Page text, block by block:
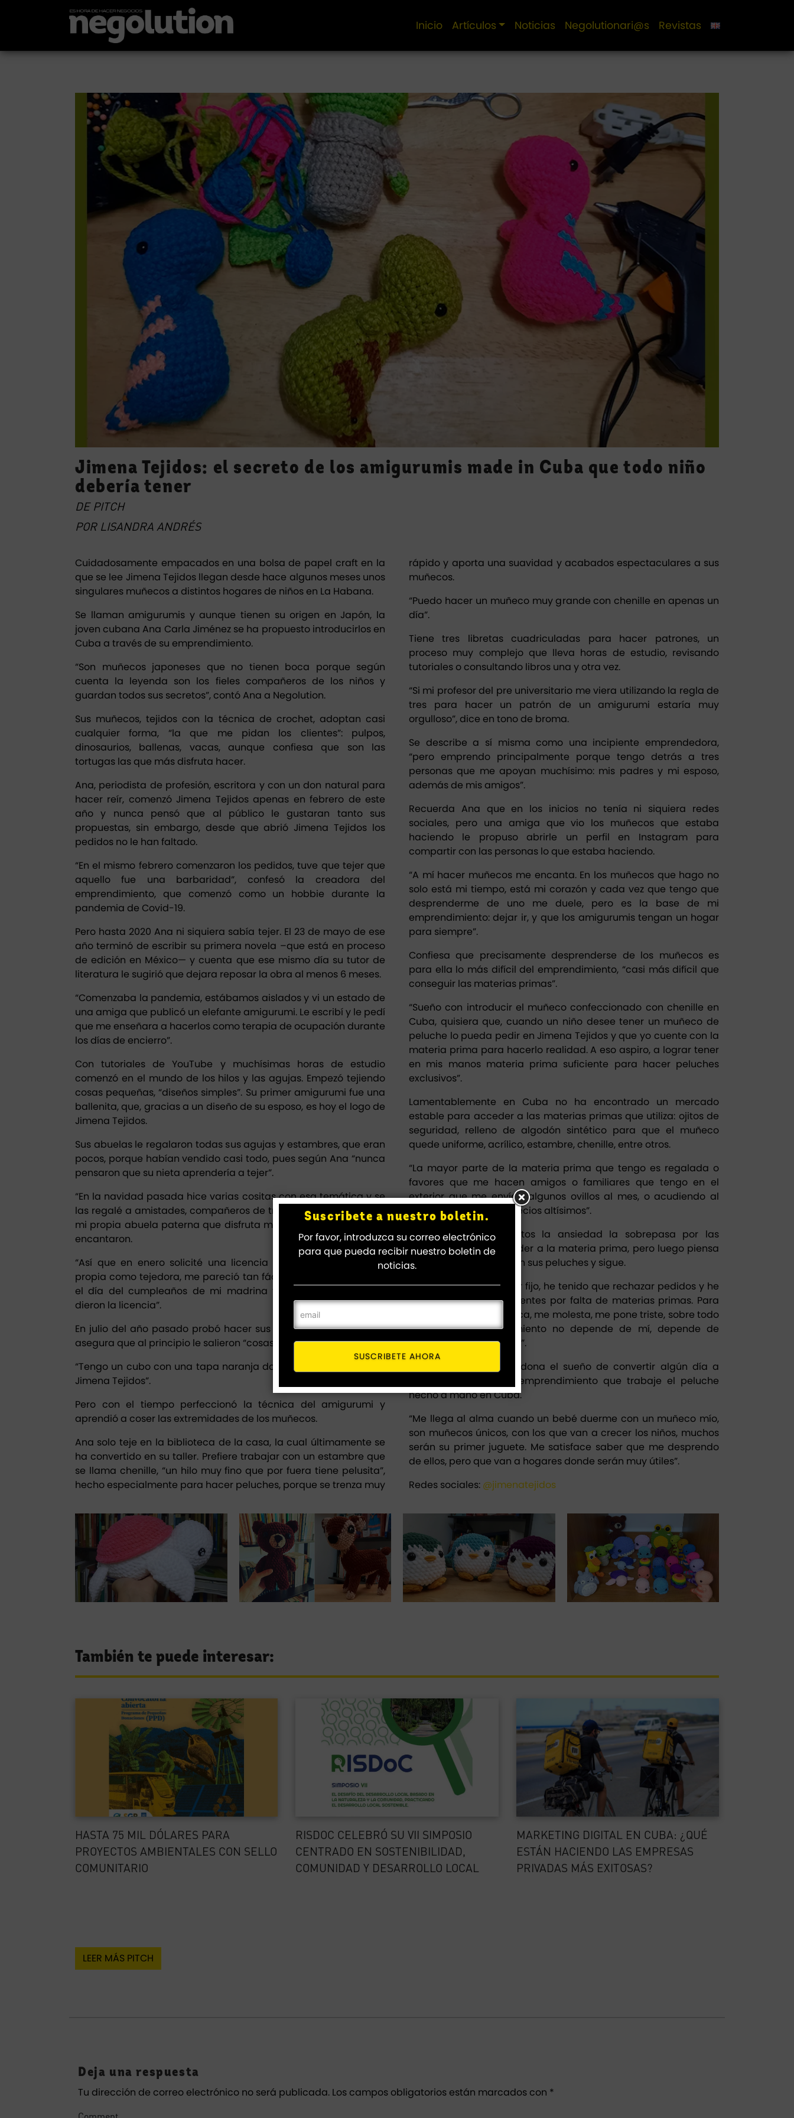
Inicio Artículos Noticias Negolutionari@s Revistas
Jimena Tejidos: el secreto de los amigurumis made in Cuba que todo niño
debería tener
DE PITCH
POR LISANDRA ANDRÉS
Cuidadosamente empacados en una bolsa de papel craft en la
que se lee Jimena Tejidos llegan desde hace algunos meses unos
singulares muñecos a distintos hogares de niños en La Habana.
Se llaman amigurumis y aunque tienen su origen en Japón, la
joven cubana Ana Carla Jiménez se ha propuesto introducirlos en
Cuba a través de su emprendimiento.
“Son muñecos japoneses que no tienen boca porque según
cuenta la leyenda son los fieles compañeros de los niños y
guardan todos sus secretos”, contó Ana a Negolution.
Sus muñecos, tejidos con la técnica de crochet, adoptan casi
cualquier forma, “la que me pidan los clientes”: pulpos,
dinosaurios, ballenas, vacas, aunque confiesa que son las
tortugas las que más disfruta hacer.
Ana, periodista de profesión, escritora y con un don natural para
hacer reír, comenzó Jimena Tejidos apenas en febrero de este
año y nunca pensó que al público le gustaran tanto sus
propuestas, sin embargo, desde que abrió Jimena Tejidos los
pedidos no le han faltado.
“En el mismo febrero comenzaron los pedidos, tuve que tejer que
aquello fue una barbaridad”, confesó la creadora del
emprendimiento, que comenzó como un hobbie durante la
pandemia de Covid-19.
Pero hasta 2020 Ana ni siquiera sabía tejer. El 23 de mayo de ese
año terminó de escribir su primera novela –que está en proceso
de edición en México— y cuenta que ese mismo día su tutor de
literatura le sugirió que dejara reposar la obra al menos 6 meses.
“Comenzaba la pandemia, estábamos aislados y vi un estado de
una amiga que publicó un elefante amigurumi. Le escribí y le pedí
que me enseñara a hacerlos como terapia de ocupación durante
los días de encierro”.
Con tutoriales de YouTube y muchísimas horas de estudio
comenzó en el mundo de los hilos y las agujas. Empezó tejiendo
cosas pequeñas, “diseños simples”. Su primer amigurumi fue una
ballenita, que, gracias a un diseño de su esposo, es hoy el logo de
Jimena Tejidos.
Sus abuelas le regalaron todas sus agujas y estambres, que eran
pocos, porque habían vendido casi todo, pues según Ana “nunca
pensaron que su nieta aprendería a tejer”.
“En la navidad pasada hice varias cositas con esa temática y se
las regalé a amistades, compañeros de trabajo de mi pareja y a
mi propia abuela paterna que disfruta mucho estas fiestas, y les
encantaron.
“Así que en enero solicité una licencia de trabajo por cuenta
propia como tejedora, me pareció tan fácil, y justamente al mes,
el día del cumpleaños de mi madrina tejedora mexicana me
dieron la licencia”.
En julio del año pasado probó hacer sus primeros amigurumis y
asegura que al principio le salieron “cosas horribles”.
“Tengo un cubo con una tapa naranja donde guardo los
Jimena Tejidos”.
Pero con el tiempo perfeccionó la técnica del amigurumi y
aprendió a coser las extremidades de los muñecos.
Ana solo teje en la biblioteca de la casa, la cual últimamente se
ha convertido en su taller. Prefiere trabajar con un estambre que
se llama chenille, “un hilo muy fino que por fuera tiene pelusita”,
hecho especialmente para hacer peluches, porque se trenza muy
rápido y aporta una suavidad y acabados espectaculares a sus
muñecos.
“Puedo hacer un muñeco muy grande con chenille en apenas un
día”.
Tiene tres libretas cuadriculadas para hacer patrones, un
proceso muy complejo que lleva horas de estudio, revisando
tutoriales o consultando libros una y otra vez.
“Si mi profesor del pre universitario me viera utilizando la regla de
tres para hacer un patrón de un amigurumi estaría muy
orgulloso”, dice en tono de broma.
Se describe a sí misma como una incipiente emprendedora,
“pero emprendo principalmente porque tengo detrás a tres
personas que me apoyan muchísimo: mis padres y mi esposo,
además de mis amigos”.
Recuerda Ana que en los inicios no tenía ni siquiera redes
sociales, pero una amiga que vio los muñecos que estaba
haciendo le propuso abrirle un perfil en Instagram para
compartir con las personas lo que estaba haciendo.
“A mí hacer muñecos me encanta. En los muñecos que hago no
solo está mi tiempo, está mi corazón y cada vez que tengo que
desprenderme de uno me duele, pero es la base de mi
emprendimiento: dejar ir, y que los amigurumis tengan un hogar
para siempre”.
Confiesa que precisamente desprenderse de los muñecos es
para ella lo más difícil del emprendimiento, “casi más difícil que
conseguir las materias primas”.
“Sueño con introducir el muñeco confeccionado con chenille en
Cuba, quisiera que, cuando un niño desee tener un muñeco de
peluche lo pueda pedir en Jimena Tejidos y que yo cuente con la
materia prima para hacerlo realidad. A eso aspiro, a lograr tener
en mis manos materia prima suficiente para hacer peluches
exclusivos”.
Lamentablemente en Cuba no ha encontrado un mercado
estable para acceder a las materias primas que utiliza: ojitos de
seguridad, relleno de algodón sintético para que el muñeco
quede uniforme, acrílico, estambre, chenille, entre otros.
“La mayor parte de la materia prima que tengo es regalada o
favores que me hacen amigos o familiares que tengo en el
exterior que me envían algunos ovillos al mes, o acudiendo al
mercado informal, a precios altísimos”.
Dice que por momentos la ansiedad la sobrepasa por las
dificultades para acceder a la materia prima, pero luego piensa
en los niños que esperan sus peluches y sigue.
“No tengo un proveedor fijo, he tenido que rechazar pedidos y he
perdido potenciales clientes por falta de materias primas. Para
mí es doloroso, me choca, me molesta, me pone triste, sobre todo
porque mi emprendimiento no depende de mí, depende de
poder tener los insumos”.
Sin embargo, no abandona el sueño de convertir algún día a
Jimena Tejidos en el emprendimiento que trabaje el peluche
hecho a mano en Cuba.
“Me llega al alma cuando un bebé duerme con un muñeco mío,
son muñecos únicos, con los que van a crecer los niños, muchos
serán su primer juguete. Me satisface saber que me desprendo
de ellos, pero que van a hogares donde serán muy útiles”.
Redes sociales: @jimenatejidos
También te puede interesar:
HASTA 75 MIL DÓLARES PARA
PROYECTOS AMBIENTALES CON SELLO
COMUNITARIO
RISDOC CELEBRÓ SU VII SIMPOSIO
CENTRADO EN SOSTENIBILIDAD,
COMUNIDAD Y DESARROLLO LOCAL
MARKETING DIGITAL EN CUBA: ¿QUÉ
ESTÁN HACIENDO LAS EMPRESAS
PRIVADAS MÁS EXITOSAS?
LEER MÁS PITCH
Deja una respuesta
Tu dirección de correo electrónico no será publicada. Los campos obligatorios están marcados con *
Suscribete a nuestro boletin.
Por favor, introduzca su correo electrónico
para que pueda recibir nuestro boletin de
noticias.
SUSCRIBETE AHORA